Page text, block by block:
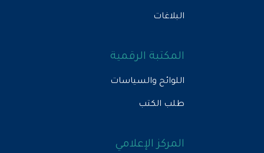
البلاغات
المكتبة الرقمية
اللوائح والسياسات
طلب الكتب
المركز الإعلامي